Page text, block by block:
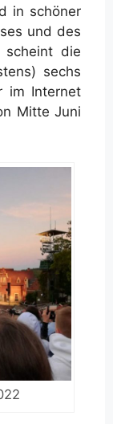
in schöner
und des
scheint die
sechs
im Internet
Mitte Juni